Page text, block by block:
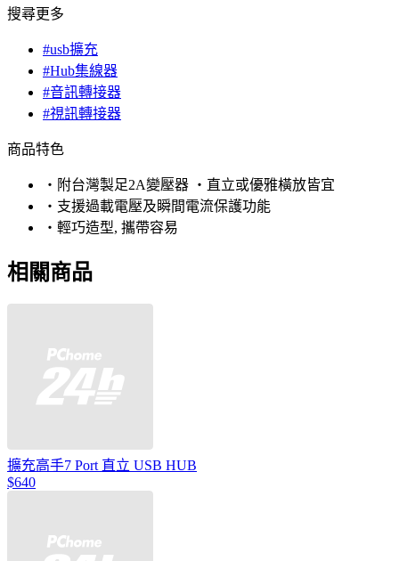
搜尋更多
#usb擴充
#Hub集線器
#音訊轉接器
#視訊轉接器
商品特色
‧附台灣製足2A變壓器 ‧直立或優雅橫放皆宜
‧支援過載電壓及瞬間電流保護功能
‧輕巧造型, 攜帶容易
相關商品
擴充高手7 Port 直立 USB HUB
$640